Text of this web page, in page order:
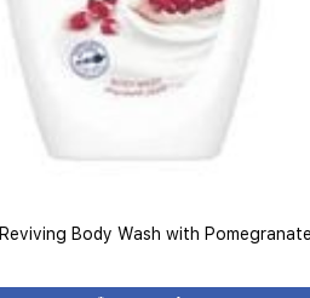
Body Wash with